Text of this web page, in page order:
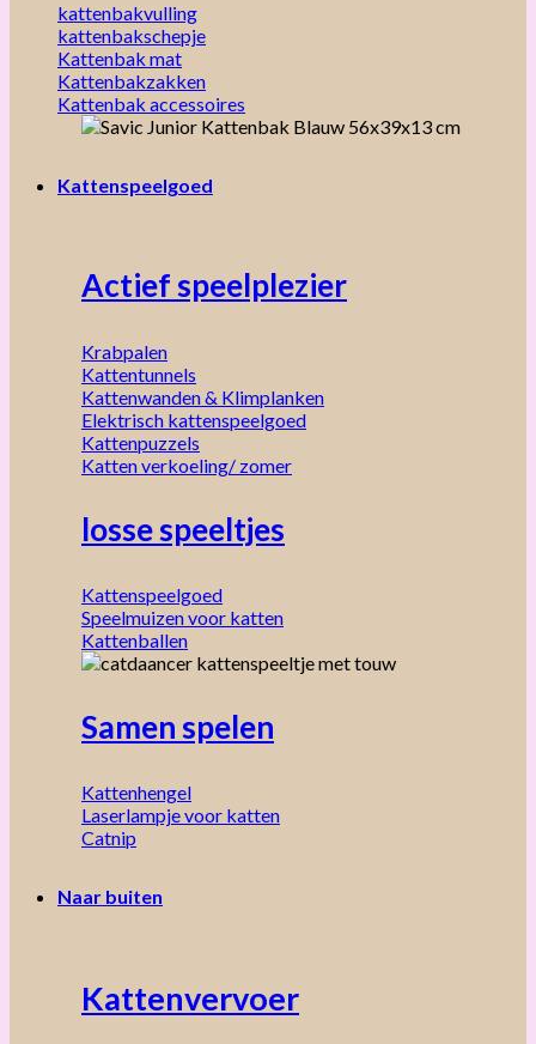
kattenbakvulling
kattenbakschepje
Kattenbak mat
Kattenbakzakken
Kattenbak accessoires
Kattenspeelgoed
Actief speelplezier
Krabpalen
Kattentunnels
Kattenwanden & Klimplanken
Elektrisch kattenspeelgoed
Kattenpuzzels
Katten verkoeling/ zomer
losse speeltjes
Kattenspeelgoed
Speelmuizen voor katten
Kattenballen
Samen spelen
Kattenhengel
Laserlampje voor katten
Catnip
Naar buiten
Kattenvervoer